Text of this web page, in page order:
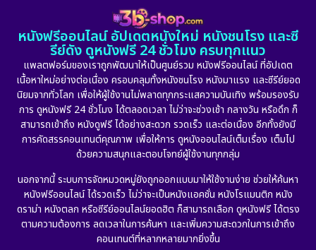
หนังฟรีออนไลน์ อัปเดตหนังใหม่ หนังชนโรง และซี
รีย์ดัง ดูหนังฟรี 24 ชั่วโมง ครบทุกแนว
แพลตฟอร์มของเราถูกพัฒนาให้เป็นศูนย์รวม หนังฟรีออนไลน์ ที่อัปเดต
เนื้อหาใหม่อย่างต่อเนื่อง ครอบคลุมทั้งหนังชนโรง หนังมาแรง และซีรีย์ยอด
นิยมจากทั่วโลก เพื่อให้ผู้ใช้งานไม่พลาดทุกกระแสความบันเทิง พร้อมรองรับ
การ ดูหนังฟรี 24 ชั่วโมง ได้ตลอดเวลา ไม่ว่าจะช่วงเช้า กลางวัน หรือดึก ก็
สามารถเข้าถึง หนังดูฟรี ได้อย่างสะดวก รวดเร็ว และต่อเนื่อง อีกทั้งยังมี
การคัดสรรคอนเทนต์คุณภาพ เพื่อให้การ ดูหนังออนไลน์เต็มเรื่อง เต็มไป
ด้วยความสนุกและตอบโจทย์ผู้ใช้งานทุกกลุ่ม
นอกจากนี้ ระบบการจัดหมวดหมู่ยังถูกออกแบบมาให้ใช้งานง่าย ช่วยให้ค้นหา
หนังฟรีออนไลน์ ได้รวดเร็ว ไม่ว่าจะเป็นหนังแอคชั่น หนังโรแมนติก หนัง
ดราม่า หนังตลก หรือซีรีย์ออนไลน์ยอดฮิต ก็สามารถเลือก ดูหนังฟรี ได้ตรง
ตามความต้องการ ลดเวลาในการค้นหา และเพิ่มความสะดวกในการเข้าถึง
คอนเทนต์ที่หลากหลายมากยิ่งขึ้น